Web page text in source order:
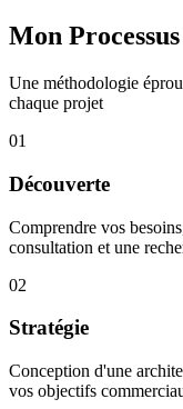
Mon
Une méthodologie
chaque projet
01
Découverte
Comprendre vos
consultation et une
02
Stratégie
Conception d'une
vos objectifs